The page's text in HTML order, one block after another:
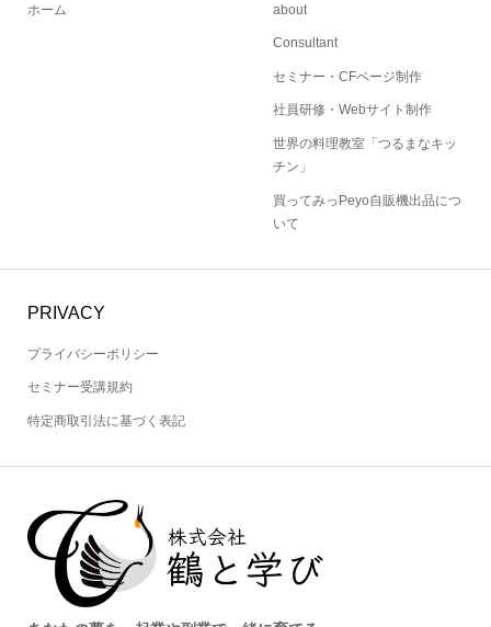
ホーム about
Consultant
セミナー・CFページ制作
社員研修・Webサイト制作
世界の料理教室「つるまなキッ
チン」
買ってみっPeyo自販機出品につ
いて
PRIVACY
プライバシーポリシー
セミナー受講規約
特定商取引法に基づく表記